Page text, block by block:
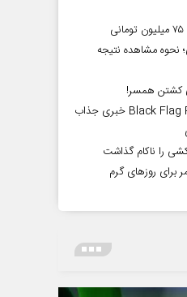
استعلام وام ضروری ۷۵ میلیون تومانی
نحوه مشاهده نتیجه
کشتن همسر!
بازگشت Black Flag Resynced خبری جذاب
را ناکام گذاشت
برای روز‌های گرم